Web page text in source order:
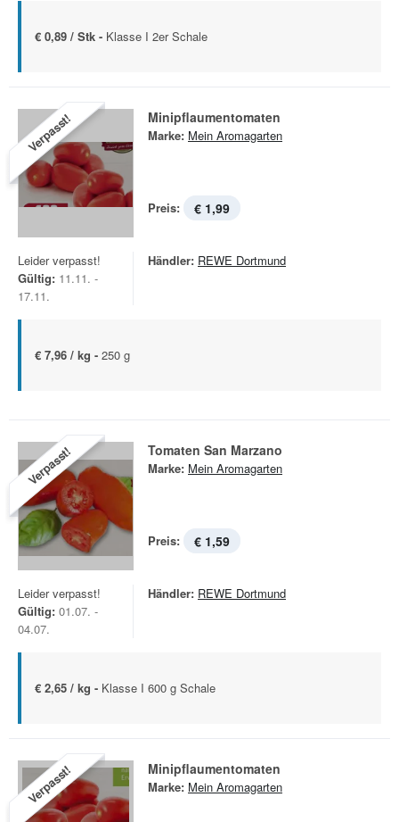
€ 0,89 / Stk - Klasse I 2er Schale
Verpasst! Minipflaumentomaten
Marke: Mein Aromagarten
Preis: € 1,99
Leider verpasst!
Gültig: 11.11. -
17.11.
Händler: REWE Dortmund
€ 7,96 / kg - 250 g
Verpasst! Tomaten San Marzano
Marke: Mein Aromagarten
Preis: € 1,59
Leider verpasst!
Gültig: 01.07. -
04.07.
Händler: REWE Dortmund
€ 2,65 / kg - Klasse I 600 g Schale
Verpasst! Minipflaumentomaten
Marke: Mein Aromagarten